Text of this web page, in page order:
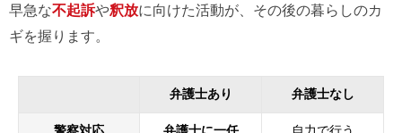
早急な不起訴や釈放に向けた活動が、その後の暮らしのカ
ギを握ります。
弁護士あり 弁護士なし